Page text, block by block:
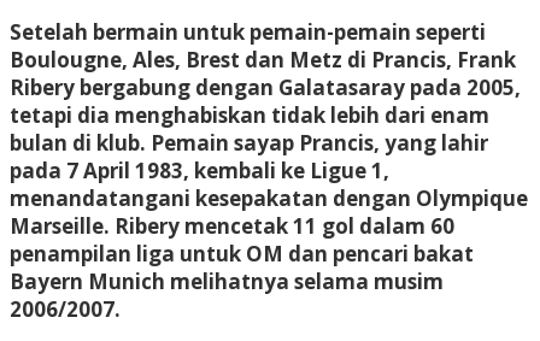
Setelah bermain untuk pemain-pemain seperti
Boulougne, Ales, Brest dan Metz di Prancis, Frank
Ribery bergabung dengan Galatasaray pada 2005,
tetapi dia menghabiskan tidak lebih dari enam
bulan di klub. Pemain sayap Prancis, yang lahir
pada 7 April 1983, kembali ke Ligue 1,
menandatangani kesepakatan dengan Olympique
Marseille. Ribery mencetak 11 gol dalam 60
penampilan liga untuk OM dan pencari bakat
Bayern Munich melihatnya selama musim
2006/2007.